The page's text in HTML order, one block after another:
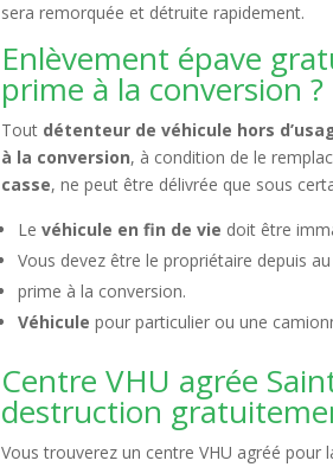
sera remorquée et détruite rapidement.
Enlèvement épave
prime à la conversion ?
Tout détenteur de véhicule hors
à la conversion, à condition de le
casse, ne peut être délivrée que sous
Levéhicule en fin de vie doit être
Vous devez être le propriétaire depuis
prime à la conversion.
Véhicule pour particulier ou une
Centre VHU agrée
destruction
Vous trouverez un centre VHU agréé pour